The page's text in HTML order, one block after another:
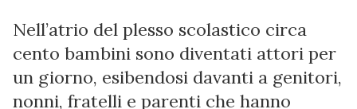
Nell’atrio del plesso scolastico circa
cento bambini sono diventati attori per
un giorno, esibendosi davanti a genitori,
nonni, fratelli e parenti che hanno